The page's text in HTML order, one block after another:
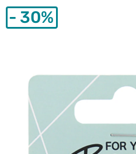
30%